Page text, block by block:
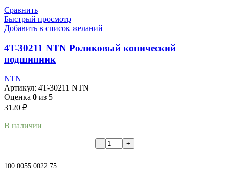
Сравнить
Быстрый просмотр
Добавить в список желаний
4T-30211 NTN Роликовый конический
подшипник
NTN
Артикул: 4T-30211 NTN
Оценка 0 из 5
3120 ₽
В наличии
100.0055.0022.75